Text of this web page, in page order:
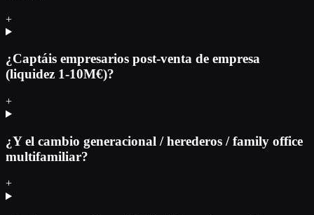
+
¿Captáis empresarios post-venta de empresa
(liquidez 1-10M€)?
+
¿Y el cambio generacional / herederos / family office
multifamiliar?
+